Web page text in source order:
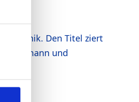
Den Titel ziert
und